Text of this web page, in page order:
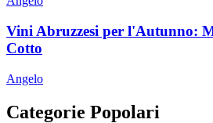
Vini Abruzzesi per l'Autunno:
Cotto
Angelo
Categorie Popolari